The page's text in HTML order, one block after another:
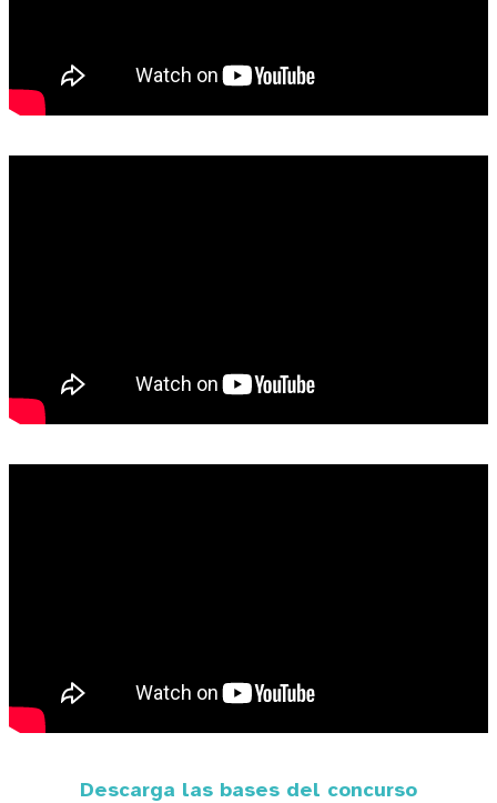
Descarga las bases del concurso